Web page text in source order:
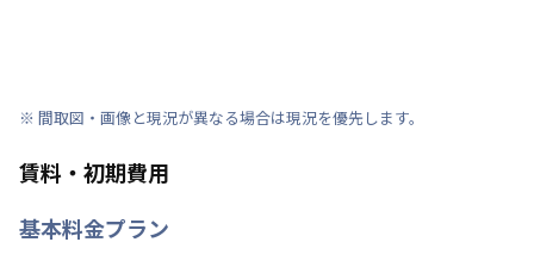
※ 間取図・画像と現況が異なる場合は現況を優先します。
賃料・初期費用
基本料金プラン